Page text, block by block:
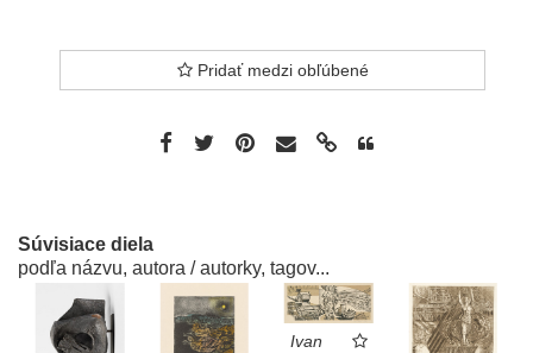
Pridať medzi obľúbené
Súvisiace diela
podľa názvu, autora / autorky, tagov...
Ivan